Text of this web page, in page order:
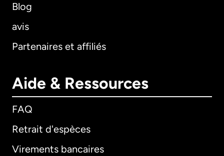
Blog
avis
Partenaires et affiliés
Aide & Ressources
FAQ
Retrait d'espèces
Virements bancaires